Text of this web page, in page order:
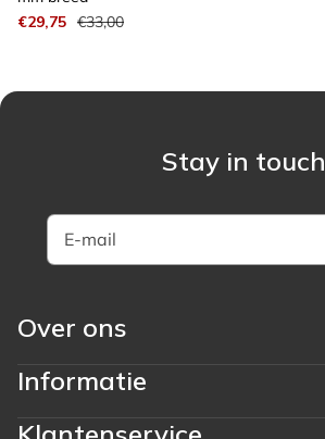
Aanbiedingsprijs
€29,75 Normale
€33,00
Stay in touch
E-mail
Over ons
Informatie